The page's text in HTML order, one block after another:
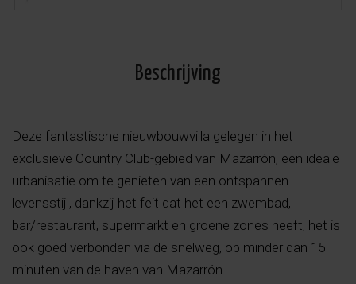
Beschrijving
Deze fantastische nieuwbouwvilla gelegen in het
exclusieve Country Club-gebied van Mazarrón, een ideale
urbanisatie om te genieten van een ontspannen
levensstijl, dankzij het feit dat het een zwembad,
bar/restaurant, supermarkt en groene zones heeft, het is
ook goed verbonden via de snelweg, op minder dan 15
minuten van de haven van Mazarrón.